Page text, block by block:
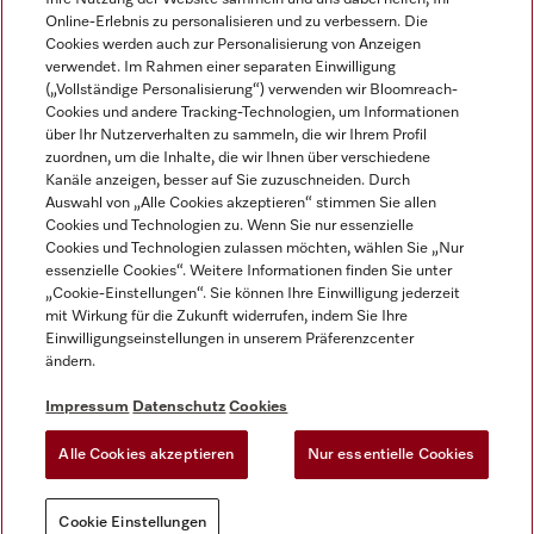
Impressum
AGB
Datenschutz
Nutzungsbedigungen
EU-Gesetzen über digitale Dienste
Miele auf Instagram
Miele auf Facebook
Miele auf Youtube
Online-Erlebnis zu personalisieren und zu verbessern. Die
Cookies werden auch zur Personalisierung von Anzeigen
verwendet. Im Rahmen einer separaten Einwilligung
(„Vollständige Personalisierung“) verwenden wir Bloomreach-
Cookies und andere Tracking-Technologien, um Informationen
über Ihr Nutzerverhalten zu sammeln, die wir Ihrem Profil
zuordnen, um die Inhalte, die wir Ihnen über verschiedene
Kanäle anzeigen, besser auf Sie zuzuschneiden. Durch
Auswahl von „Alle Cookies akzeptieren“ stimmen Sie allen
Cookies und Technologien zu. Wenn Sie nur essenzielle
Cookies und Technologien zulassen möchten, wählen Sie „Nur
essenzielle Cookies“. Weitere Informationen finden Sie unter
„Cookie-Einstellungen“. Sie können Ihre Einwilligung jederzeit
mit Wirkung für die Zukunft widerrufen, indem Sie Ihre
Einwilligungseinstellungen in unserem Präferenzcenter
ändern.
Impressum Datenschutz Cookies
Alle Cookies akzeptieren Nur essentielle Cookies
Cookie Einstellungen